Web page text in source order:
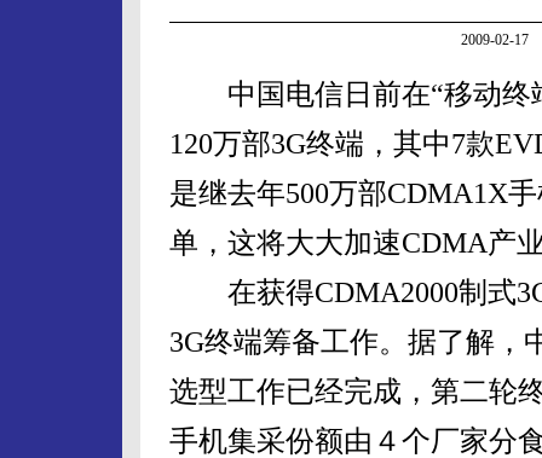
2009-02-17
中国电信日前在“移动终
120万部3G终端，其中7款
是继去年500万部CDMA1X
单，这将大大加速CDMA产
在获得CDMA2000制式
3G终端筹备工作。据了解，
选型工作已经完成，第二轮
手机集采份额由４个厂家分